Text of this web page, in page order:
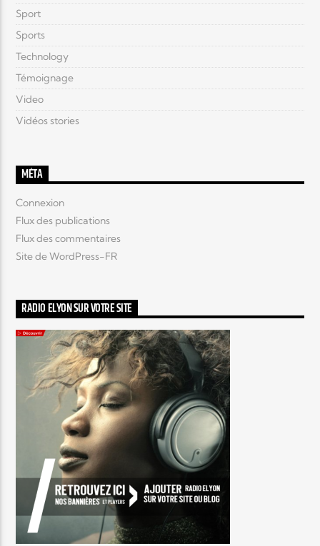
Sport
Sports
Technology
Témoignage
Video
Vidéos stories
MÉTA
Connexion
Flux des publications
Flux des commentaires
Site de WordPress-FR
RADIO ELYON SUR VOTRE SITE